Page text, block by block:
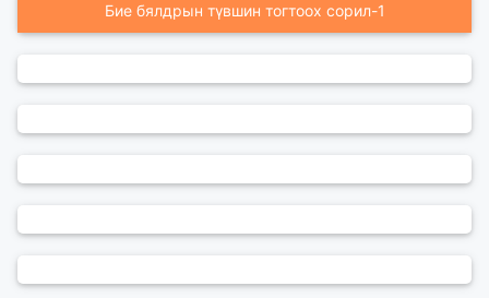
Бие бялдрын түвшин тогтоох сорил-1